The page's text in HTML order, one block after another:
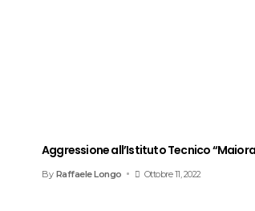
Aggressione all’Istituto Tecnico
By Raffaele Longo Ottobre 11, 2022